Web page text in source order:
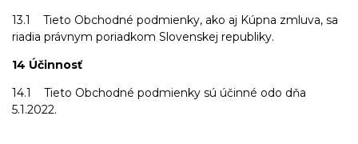
13.1 Tieto Obchodné podmienky, ako aj Kúpna zmluva, sa
riadia právnym poriadkom Slovenskej republiky.
14 Účinnosť
14.1 Tieto Obchodné podmienky sú účinné odo dňa
5.1.2022.